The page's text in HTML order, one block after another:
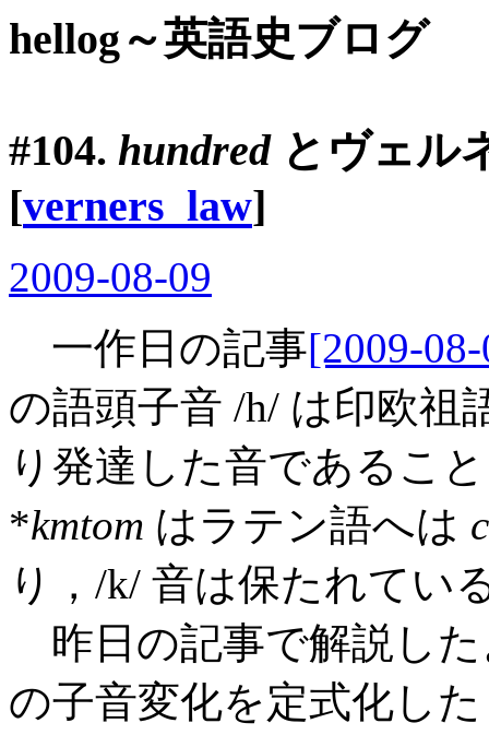
hellog～英語史ブログ
#104. hundredと ヴェル
[verners_law]
2009-08-09
一作日の記事[2009-
の語頭子音 /h/ は印欧祖
り発達した音であるこ
*kmtom はラテン語へは
り，/k/ 音は保たれてい
昨日の記事で解説し
の子音変化を定式化し